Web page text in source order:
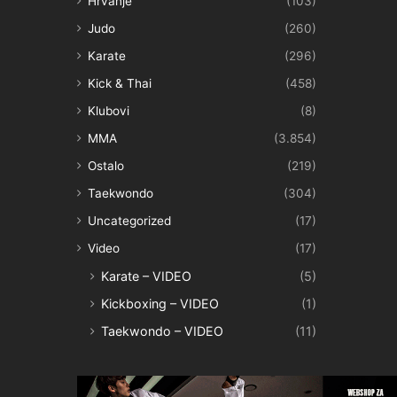
Judo
(260)
Karate
(296)
Kick & Thai
(458)
Klubovi
(8)
MMA
(3.854)
Ostalo
(219)
Taekwondo
(304)
Uncategorized
(17)
Video
(17)
Karate – VIDEO
(5)
Kickboxing – VIDEO
(1)
Taekwondo – VIDEO
(11)